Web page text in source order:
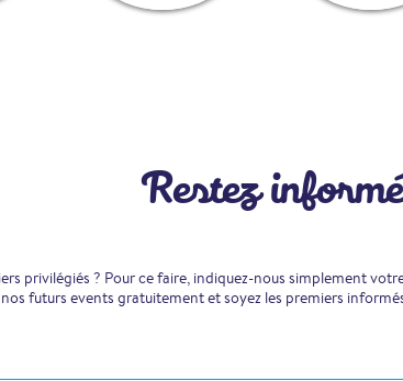
Restez informé
privilégiés ? Pour ce faire, indiquez-nous simplement
futurs events gratuitement et soyez les premiers